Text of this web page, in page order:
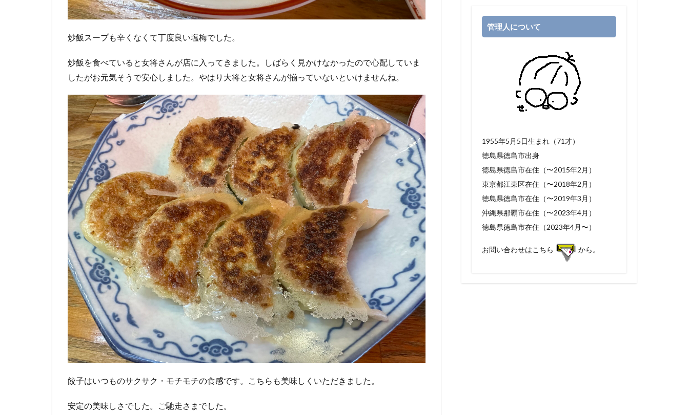
炒飯スープも辛くなくて丁度良い塩梅でした。
炒飯を食べていると女将さんが店に入ってきました。しばらく見かけなかったので心配していま
したがお元気そうで安心しました。やはり大将と女将さんが揃っていないといけませんね。
餃子はいつものサクサク・モチモチの食感です。こちらも美味しくいただきました。
安定の美味しさでした。ご馳走さまでした。
管理人について
1955年5月5日生まれ（71才）
徳島県徳島市出身
徳島県徳島市在住（〜2015年2月）
東京都江東区在住（〜2018年2月）
徳島県徳島市在住（〜2019年3月）
沖縄県那覇市在住（〜2023年4月）
徳島県徳島市在住（2023年4月〜）
お問い合わせはこちら から。